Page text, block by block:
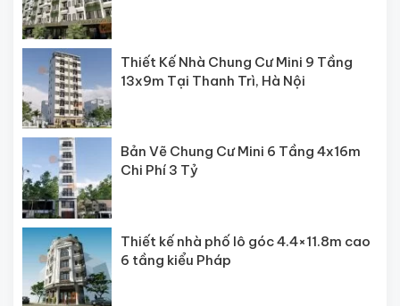
Thiết Kế Nhà Chung Cư Mini 9 Tầng
13x9m Tại Thanh Trì, Hà Nội
Bản Vẽ Chung Cư Mini 6 Tầng 4x16m
Chi Phí 3 Tỷ
Thiết kế nhà phố lô góc 4.4×11.8m cao
6 tầng kiểu Pháp